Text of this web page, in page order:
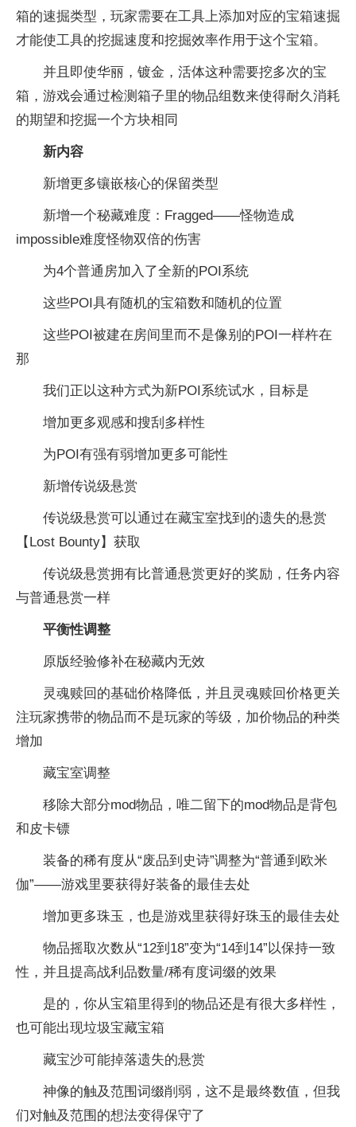
箱的速掘类型，玩家需要在工具上添加对应的宝箱速掘
才能使工具的挖掘速度和挖掘效率作用于这个宝箱。
并且即使华丽，镀金，活体这种需要挖多次的宝
箱，游戏会通过检测箱子里的物品组数来使得耐久消耗
的期望和挖掘一个方块相同
新内容
新增更多镶嵌核心的保留类型
新增一个秘藏难度：Fragged——怪物造成
impossible难度怪物双倍的伤害
为4个普通房加入了全新的POI系统
这些POI具有随机的宝箱数和随机的位置
这些POI被建在房间里而不是像别的POI一样杵在
那
我们正以这种方式为新POI系统试水，目标是
增加更多观感和搜刮多样性
为POI有强有弱增加更多可能性
新增传说级悬赏
传说级悬赏可以通过在藏宝室找到的遗失的悬赏
【Lost Bounty】获取
传说级悬赏拥有比普通悬赏更好的奖励，任务内容
与普通悬赏一样
平衡性调整
原版经验修补在秘藏内无效
灵魂赎回的基础价格降低，并且灵魂赎回价格更关
注玩家携带的物品而不是玩家的等级，加价物品的种类
增加
藏宝室调整
移除大部分mod物品，唯二留下的mod物品是背包
和皮卡镖
装备的稀有度从“废品到史诗”调整为“普通到欧米
伽”——游戏里要获得好装备的最佳去处
增加更多珠玉，也是游戏里获得好珠玉的最佳去处
物品摇取次数从“12到18”变为“14到14”以保持一致
性，并且提高战利品数量/稀有度词缀的效果
是的，你从宝箱里得到的物品还是有很大多样性，
也可能出现垃圾宝藏宝箱
藏宝沙可能掉落遗失的悬赏
神像的触及范围词缀削弱，这不是最终数值，但我
们对触及范围的想法变得保守了